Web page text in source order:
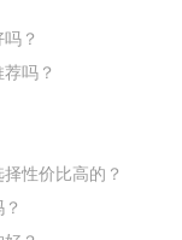
？
吗？
性价比高的？